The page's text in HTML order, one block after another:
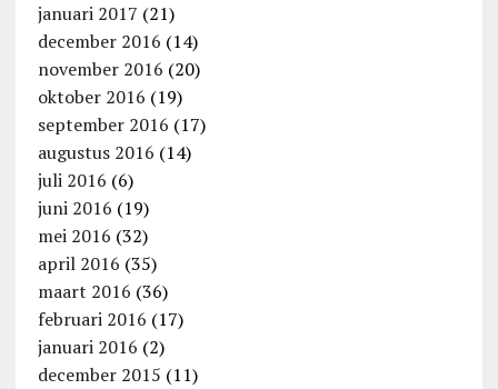
januari 2017 (21)
december 2016 (14)
november 2016 (20)
oktober 2016 (19)
september 2016 (17)
augustus 2016 (14)
juli 2016 (6)
juni 2016 (19)
mei 2016 (32)
april 2016 (35)
maart 2016 (36)
februari 2016 (17)
januari 2016 (2)
december 2015 (11)